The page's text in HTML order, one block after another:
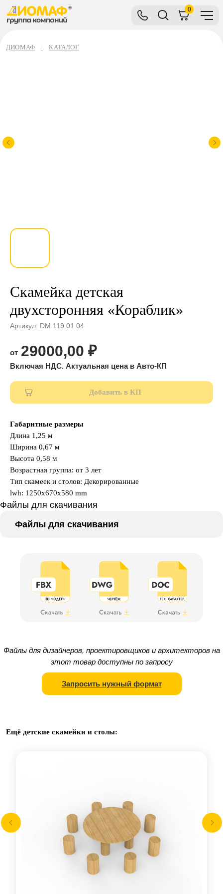
0
ДИОМАФ КАТАЛОГ
Скамейка детская
двухсторонняя «Кораблик»
Артикул: DM 119.01.04
29000,00 ₽
Добавить в КП
Габаритные размеры
Длина 1,25 м
Ширина 0,67 м
Высота 0,58 м
Возрастная группа: от 3 лет
Тип скамеек и столов: Декорированные
lwh: 1250x670x580 mm
Файлы для скачивания
Файлы для скачивания
Файлы для дизайнеров, проектировщиков и архитекторов на
этот товар доступны по запросу
Запросить нужный формат
Ещё детские скамейки и столы: